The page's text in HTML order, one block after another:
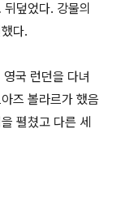
덮었다. 강물의
다.
국 런던을 다녀
즈 볼라르가 했음
펼쳤고 다른 세